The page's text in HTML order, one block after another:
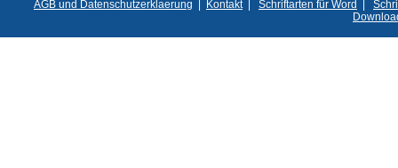
AGB und Datenschutzerklaerung Kontakt| Schriftarten für Word